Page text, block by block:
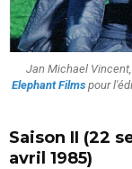
Jan Michael
Elephant Filmspour
Saison II (22
avril 1985)